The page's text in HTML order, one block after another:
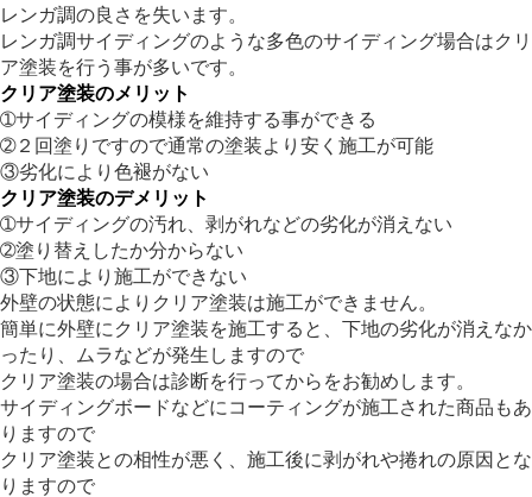
レンガ調の良さを失います。
レンガ調サイディングのような多色のサイディング場合はクリ
ア塗装を行う事が多いです。
クリア塗装のメリット
➀サイディングの模様を維持する事ができる
➁２回塗りですので通常の塗装より安く施工が可能
③劣化により色褪がない
クリア塗装のデメリット
➀サイディングの汚れ、剥がれなどの劣化が消えない
➁塗り替えしたか分からない
③下地により施工ができない
外壁の状態によりクリア塗装は施工ができません。
簡単に外壁にクリア塗装を施工すると、下地の劣化が消えなか
ったり、ムラなどが発生しますので
クリア塗装の場合は診断を行ってからをお勧めします。
サイディングボードなどにコーティングが施工された商品もあ
りますので
クリア塗装との相性が悪く、施工後に剥がれや捲れの原因とな
りますので